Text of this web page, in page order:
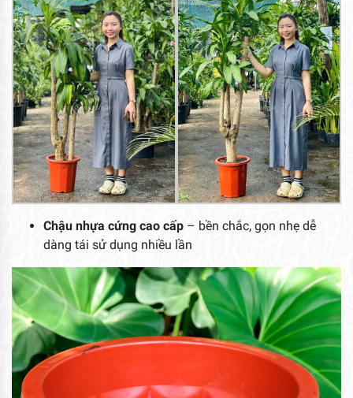
Chậu nhựa cứng cao cấp – bền chắc, gọn nhẹ dễ
dàng tái sử dụng nhiều lần